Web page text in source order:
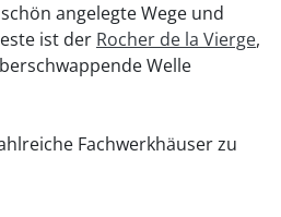
angelegte Wege und
ist der Rocher de la Vierge,
Welle
Fachwerkhäuser zu